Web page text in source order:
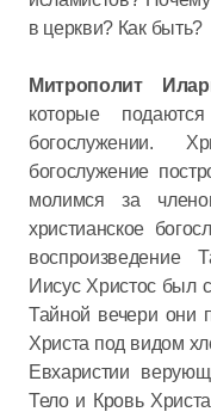
в церкви? Как быть?
Митрополит
которые
богослужении.
богослужение
молимся за
христианское
воспроизведение
Иисус Христос был
Тайной вечери они
Христа под видом
Евхаристии
Тело и Кровь